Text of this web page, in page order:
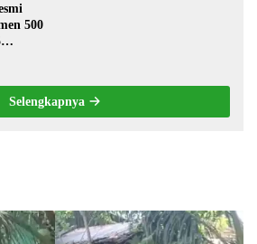
500
Selengkapnya